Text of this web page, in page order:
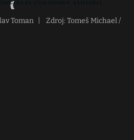
Toman
Zdroj: Tomeš Michael /